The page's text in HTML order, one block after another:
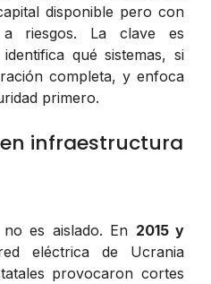
disponible pero con
a riesgos. La clave es
identifica qué sistemas, si
completa, y enfoca
primero.
infraestructura
es aislado. En 2015 y
eléctrica de Ucrania
provocaron cortes